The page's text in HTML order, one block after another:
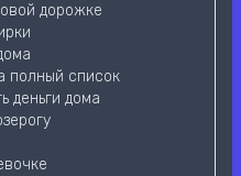
дорожке
полный список
деньги дома